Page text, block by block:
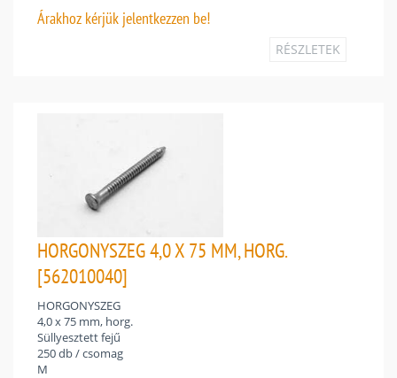
Árakhoz kérjük jelentkezzen be!
RÉSZLETEK
HORGONYSZEG 4,0 X 75 MM, HORG.
[562010040]
HORGONYSZEG
4,0 x 75 mm, horg.
Süllyesztett fejű
250 db / csomag
M